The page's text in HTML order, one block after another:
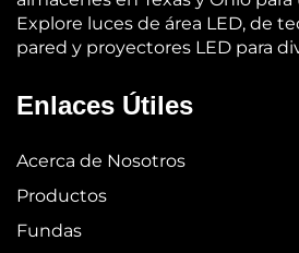
Explore luces de área LED, de
pared y proyectores LED para
Enlaces Útiles
Acerca de Nosotros
Productos
Fundas